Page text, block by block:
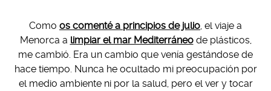
Como os comenté a principios de julio, el viaje a
Menorca a limpiar el mar Mediterráneode plásticos,
me cambió. Era un cambio que venía gestándose de
hace tiempo. Nunca he ocultado mi preocupación por
el medio ambiente ni por la salud, pero el ver y tocar